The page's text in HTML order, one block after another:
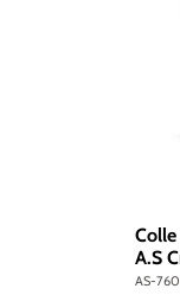
A.S
AS-